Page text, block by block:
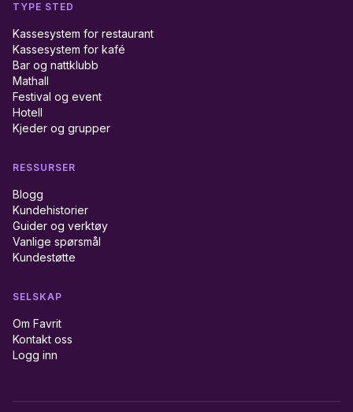
TYPE STED
Kassesystem for restaurant
Kassesystem for kafé
Bar og nattklubb
Mathall
Festival og event
Hotell
Kjeder og grupper
RESSURSER
Blogg
Kundehistorier
Guider og verktøy
Vanlige spørsmål
Kundestøtte
SELSKAP
Om Favrit
Kontakt oss
Logg inn